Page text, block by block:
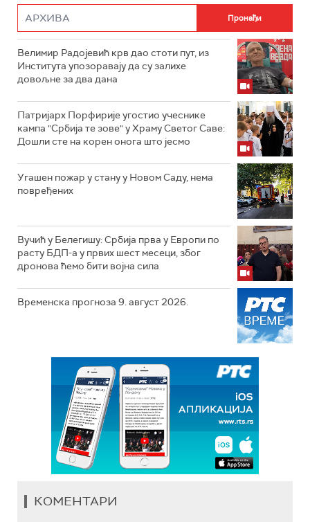
Велимир Радојевић крв дао стоти пут, из
Института упозоравају да су залихе
довољне за два дана
Патријарх Порфирије угостио учеснике
кампа "Србија те зове" у Храму Светог Саве:
Дошли сте на корен онога што јесмо
Угашен пожар у стану у Новом Саду, нема
повређених
Вучић у Белегишу: Србија прва у Европи по
расту БДП-а у првих шест месеци, због
дронова ћемо бити војна сила
Временска прогноза 9. август 2026.
КОМЕНТАРИ